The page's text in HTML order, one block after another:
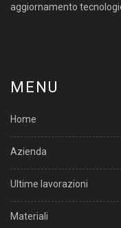
aggiornamento
MENU
Home
Azienda
Ultime lavorazioni
Materiali